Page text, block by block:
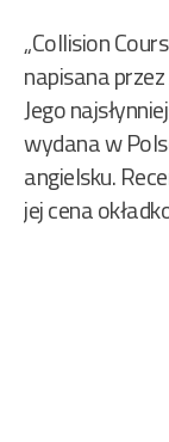
„Collision
napisana
Jego
wydana w
angielsku.
jej cena